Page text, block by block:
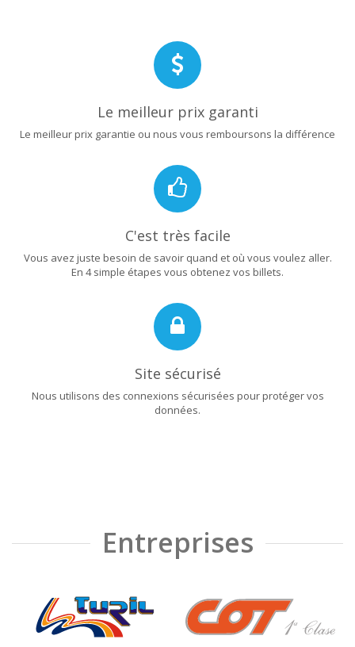
Le meilleur prix garanti
Le meilleur prix garantie ou nous vous remboursons la différence
C'est très facile
Vous avez juste besoin de savoir quand et où vous voulez aller.
En 4 simple étapes vous obtenez vos billets.
Site sécurisé
Nous utilisons des connexions sécurisées pour protéger vos
données.
Entreprises
❮ ❯